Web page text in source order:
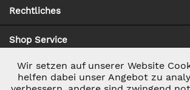
Rechtliches
Shop Service
Zahlung & Versand
Notwendig
Wir setzen auf unserer Website
helfen dabei unser Angebot zu